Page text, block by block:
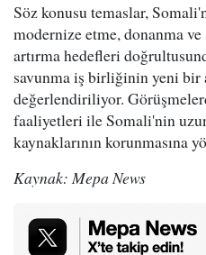
Söz konusu temaslar,
modernize etme, donanma
artırma hedefleri
savunma iş birliğinin yeni bir
değerlendiriliyor.
faaliyetleri ile Somali'nin
kaynaklarının korunmasına
Kaynak: Mepa News